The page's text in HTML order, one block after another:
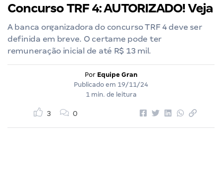
Concurso TRF 4: AUTORIZADO! Veja
A banca organizadora do concurso TRF 4 deve ser
definida em breve. O certame pode ter
remuneração inicial de até R$ 13 mil.
Por Equipe Gran
Publicado em 19/11/24
1 min. de leitura
3 0